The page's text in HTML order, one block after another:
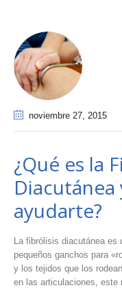
noviembre 27, 2015
¿Qué es la
ayudarte?
La fibrólisis diacutánea es
pequeños ganchos para
y los tejidos que los
en las articulaciones, este